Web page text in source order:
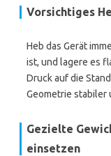
Vorsichtiges
Heb das Gerät
ist, und lagere es
Druck auf die
Geometrie stabiler
Gezielte
einsetzen